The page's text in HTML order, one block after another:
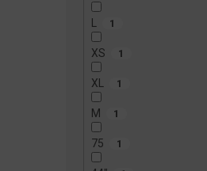
1
XS 1
XL 1
M 1
75 1